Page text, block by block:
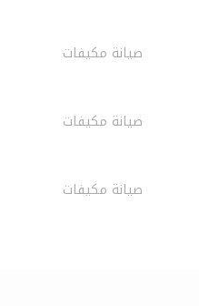
صيانة مكيفات
صيانة مكيفات
صيانة مكيفات